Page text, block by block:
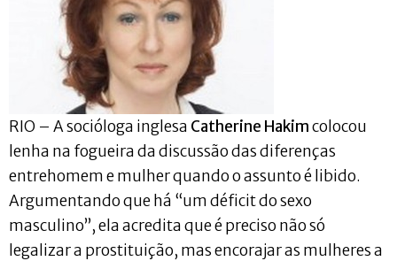
RIO – A socióloga inglesa Catherine Hakimcolocou
lenha na fogueira da discussão das diferenças
entrehomem e mulher quando o assunto é libido.
Argumentando que há “um déficit do sexo
masculino”, ela acredita que é preciso não só
legalizar a prostituição, mas encorajar as mulheres a